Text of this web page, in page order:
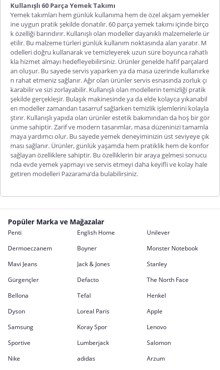
Kullanışlı 60 Parça Yemek Takımı
Yemek takımları hem günlük kullanıma hem de özel akşam yemekler
ine uygun pratik şekilde donatılır.60 parça yemek takımı içinde birço
k özelliği barındırır. Kullanışlı olan modeller dayanıklı malzemelerle ür
etilir. Bu malzeme türleri günlük kullanım noktasında alan yaratır. M
odelleri doğru kullanarak ve temizleyerek uzun süre boyunca rahatlı
kla hizmet almayı hedefleyebilirsiniz. Ürünler genelde hafif parçalard
an oluşur. Bu sayede servis yaparken ya da masa üzerinde kullanırke
n rahat etmeniz sağlanır. Ağır olan ürünler servis esnasında zorluk çı
karabilir ve sizi zorlayabilir. Kullanışlı olan modellerin temizliği pratik
şekilde gerçekleşir. Bulaşık makinesinde ya da elde kolayca yıkanabil
en modeller zamandan tasarruf sağlarken temizlik işlemlerini kolayla
ştırır. Kullanışlı yapıda olan ürünler estetik bakımından da hoş bir gör
ünme sahiptir. Zarif ve modern tasarımlar, masa düzeninizi tamamla
maya yardımcı olur. Bu sayede yemek deneyiminizin üst seviyeye çık
ması sağlanır. Ürünler, günlük yaşamda hem pratiklik hem de konfor
sağlayan özelliklere sahiptir. Bu özelliklerin bir araya gelmesi sonucu
nda evde yemek yapmayı ve servis etmeyi daha keyifli ve kolay hale
getiren modelleri Pazarama’da bulabilirsiniz.
Popüler Marka ve Mağazalar
Penti English Home
Unilever
Dermoeczanem
Boyner
Monster Notebook
Mavi Jeans
Jack & Jones
Stanley
Gürgençler
Defacto
The North Face
Bellona
Tefal
Henkel
Dyson
Loreal Paris
Apple
Samsung
Koray Spor
Lenovo
Sportive
Lumberjack
Salomon
Nike
adidas
Arzum